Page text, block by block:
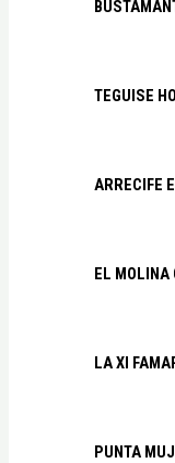
TEGUISE
ARRECIFE
EL MOLINA
LA XI
PUNTA